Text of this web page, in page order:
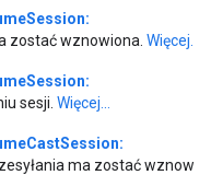
zostać wznowiona. Więcej...
sesji. Więcej...
ma zostać